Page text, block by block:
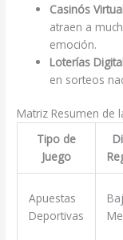
Casinós
atraen a
emoción.
Loterías
en sorteos
Matriz Resumen de
Tipo de
Juego
Apuestas
Deportivas